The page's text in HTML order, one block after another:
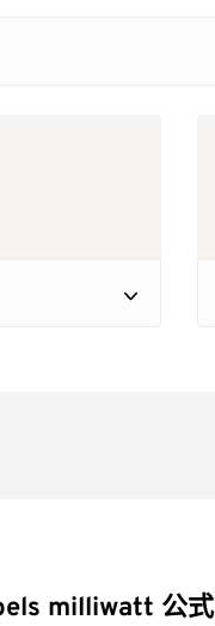
milliwatt 公式